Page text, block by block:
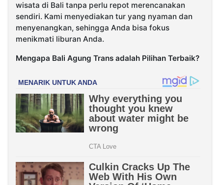
wisata di Bali tanpa perlu repot merencanakan
sendiri. Kami menyediakan tur yang nyaman dan
menyenangkan, sehingga Anda bisa fokus
menikmati liburan Anda.
Mengapa Bali Agung Trans adalah Pilihan Terbaik?